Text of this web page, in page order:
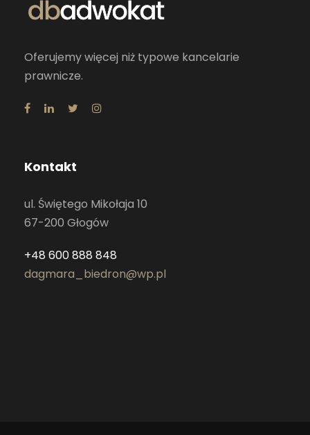
Oferujemy więcej niż typowe kancelarie
prawnicze.
Kontakt
ul. Świętego Mikołaja 10
67-200 Głogów
+48 600 888 848
dagmara_biedron@wp.pl